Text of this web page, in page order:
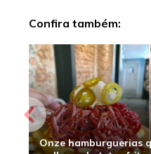
Confira também:
Onze hamburguerias